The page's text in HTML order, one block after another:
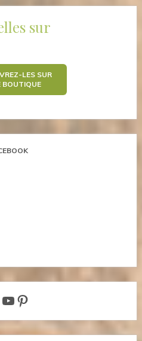
sur
LES SUR
BOUTIQUE
YouTube
Pinterest